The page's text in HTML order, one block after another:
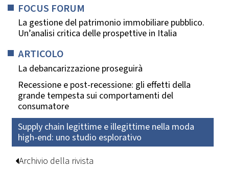
FOCUS FORUM
La gestione del patrimonio immobiliare pubblico.
Un’analisi critica delle prospettive in Italia
ARTICOLO
La debancarizzazione proseguirà
Recessione e post-recessione: gli effetti della
grande tempesta sui comportamenti del
consumatore
Supply chain legittime e illegittime nella moda
high-end: uno studio esplorativo
Archivio della rivista